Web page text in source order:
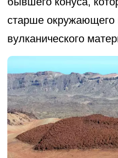
старше окружающего
вулканического